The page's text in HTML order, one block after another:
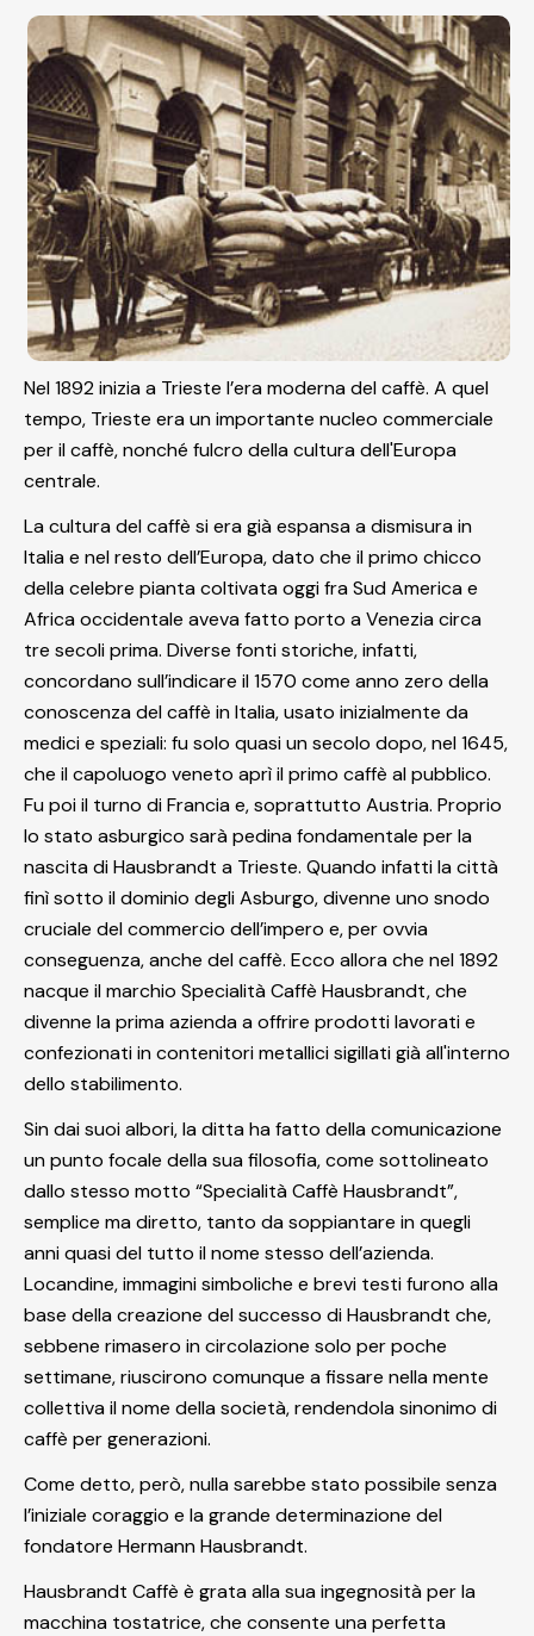
Nel 1892 inizia a Trieste l’era moderna del caffè. A quel
tempo, Trieste era un importante nucleo commerciale
per il caffè, nonché fulcro della cultura dell'Europa
centrale.
La cultura del caffè si era già espansa a dismisura in
Italia e nel resto dell’Europa, dato che il primo chicco
della celebre pianta coltivata oggi fra Sud America e
Africa occidentale aveva fatto porto a Venezia circa
tre secoli prima. Diverse fonti storiche, infatti,
concordano sull’indicare il 1570 come anno zero della
conoscenza del caffè in Italia, usato inizialmente da
medici e speziali: fu solo quasi un secolo dopo, nel 1645,
che il capoluogo veneto aprì il primo caffè al pubblico.
Fu poi il turno di Francia e, soprattutto Austria. Proprio
lo stato asburgico sarà pedina fondamentale per la
nascita di Hausbrandt a Trieste. Quando infatti la città
finì sotto il dominio degli Asburgo, divenne uno snodo
cruciale del commercio dell’impero e, per ovvia
conseguenza, anche del caffè. Ecco allora che nel 1892
nacque il marchio Specialità Caffè Hausbrandt, che
divenne la prima azienda a offrire prodotti lavorati e
confezionati in contenitori metallici sigillati già all'interno
dello stabilimento.
Sin dai suoi albori, la ditta ha fatto della comunicazione
un punto focale della sua filosofia, come sottolineato
dallo stesso motto “Specialità Caffè Hausbrandt”,
semplice ma diretto, tanto da soppiantare in quegli
anni quasi del tutto il nome stesso dell’azienda.
Locandine, immagini simboliche e brevi testi furono alla
base della creazione del successo di Hausbrandt che,
sebbene rimasero in circolazione solo per poche
settimane, riuscirono comunque a fissare nella mente
collettiva il nome della società, rendendola sinonimo di
caffè per generazioni.
Come detto, però, nulla sarebbe stato possibile senza
l’iniziale coraggio e la grande determinazione del
fondatore Hermann Hausbrandt.
Hausbrandt Caffè è grata alla sua ingegnosità per la
macchina tostatrice, che consente una perfetta